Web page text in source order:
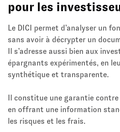
pour les
Le DICI permet d’analyser un
sans avoir à décrypter un
Il s’adresse aussi bien aux
épargnants expérimentés, en
synthétique et transparente.
Il constitue une garantie
en offrant une information
les risques et les frais.